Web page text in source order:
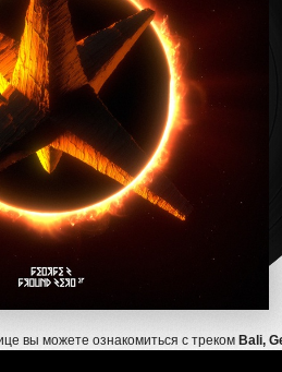
вы можете ознакомиться с треком Bali,